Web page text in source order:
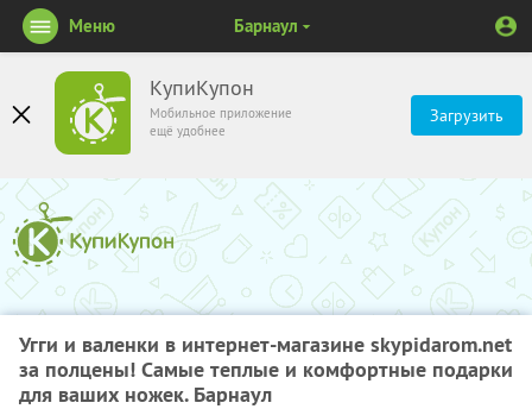
КупиКупон
Мобильное приложение
ещё удобнее
Загрузить
Меню Барнаул
Угги и валенки в интернет-магазине skypidarom.net
за полцены! Самые теплые и комфортные подарки
для ваших ножек. Барнаул